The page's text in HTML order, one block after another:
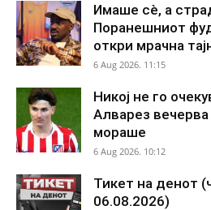
Имаше сè, а
Поранешниот
откри мрачна
6 Aug 2026. 11:15
Никој не го
Алварез
мораше
6 Aug 2026. 10:12
Тикет на денот
06.08.2026)